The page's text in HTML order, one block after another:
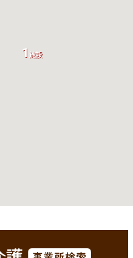
1 施設